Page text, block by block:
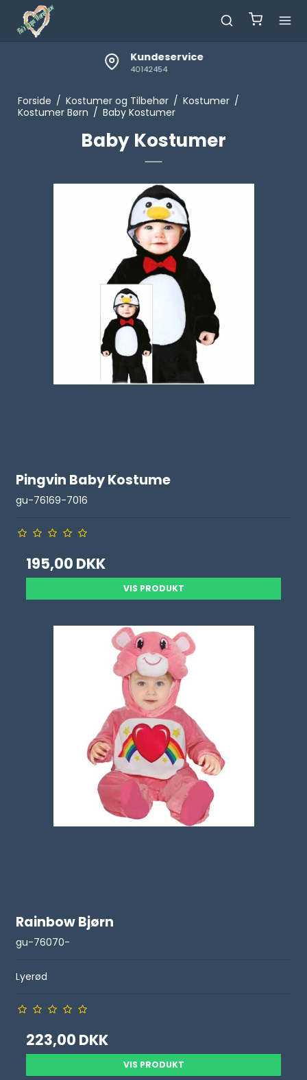
Kundeservice
40142454
Forside / Kostumer og Tilbehør / Kostumer /
Kostumer Børn / Baby Kostumer
Baby Kostumer
Pingvin Baby Kostume
gu-76169-7016
195,00 DKK
VIS PRODUKT
Rainbow Bjørn
gu-76070-
Lyerød
223,00 DKK
VIS PRODUKT